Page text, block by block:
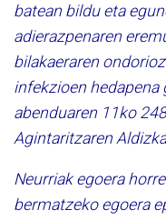
batean bildu eta
adierazpenaren
bilakaeraren
infekzioen hedapena
abenduaren 11ko
Agintaritzaren
Neurriak egoera
bermatzeko egoera